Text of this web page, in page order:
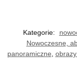
Kategorie:
Nowoczesne,
panoramiczne